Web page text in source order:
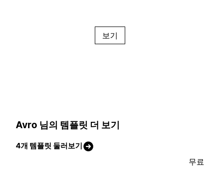
보기
Avro 님의 템플릿 더 보기
4개 템플릿 둘러보기
무료